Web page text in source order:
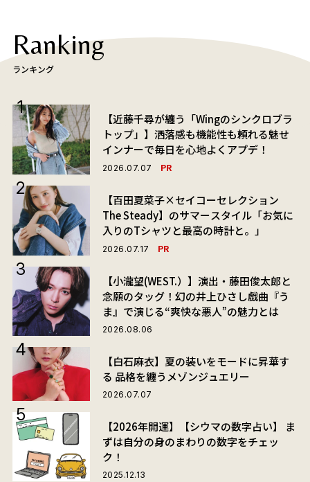
Ranking
ランキング
【近藤千尋が纏う「Wingのシンクロブラ
トップ」】洒落感も機能性も頼れる魅せ
インナーで毎日を心地よくアプデ！
2026.07.07 PR
【百田夏菜子×セイコーセレクション
The Steady】のサマースタイル「お気に
入りのTシャツと最高の時計と。」
2026.07.17 PR
【小瀧望(WEST.）】演出・藤田俊太郎と
念願のタッグ！幻の井上ひさし戯曲『う
ま』で演じる“爽快な悪人”の魅力とは
2026.08.06
【白石麻衣】夏の装いをモードに昇華す
る 品格を纏うメゾンジュエリー
2026.07.07
【2026年開運】【シウマの数字占い】 ま
ずは自分の身のまわりの数字をチェッ
ク！
2025.12.13